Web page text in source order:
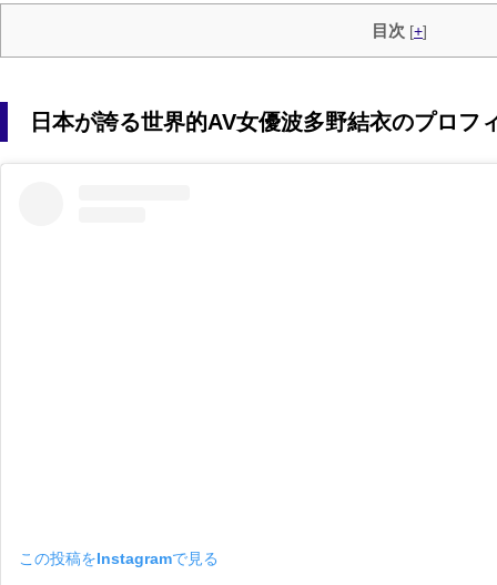
目次 [+]
日本が誇る世界的AV女優波多野結衣のプロフ
この投稿をInstagramで見る